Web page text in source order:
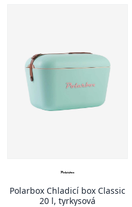
Polarbox Chladicí box Classic
20 l, tyrkysová